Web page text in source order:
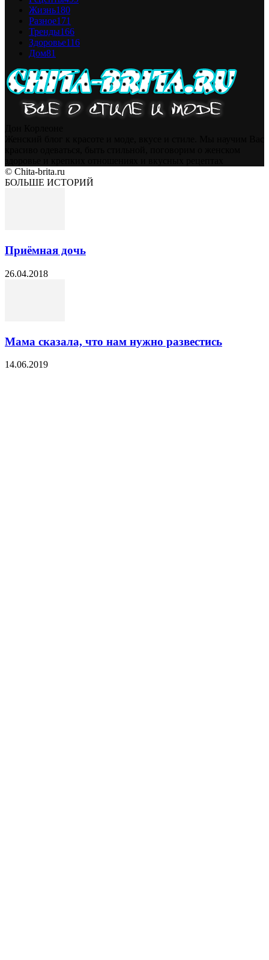
Жизнь180
Разное171
Тренды166
Здоровье116
Дом81
© Chita-brita.ru
БОЛЬШЕ ИСТОРИЙ
Приёмная дочь
26.04.2018
Мама сказала, что нам нужно развестись
14.06.2019